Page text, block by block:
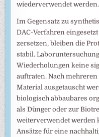
wiederverwendet werden.
Im Gegensatz zu
DAC-Verfahren
zersetzen, bleiben die
stabil.
Wiederholungen keine
auftraten. Nach
Material ausgetauscht
biologisch abbaubares
als Dünger oder zur
weiterverwendet werden
Ansätze für eine